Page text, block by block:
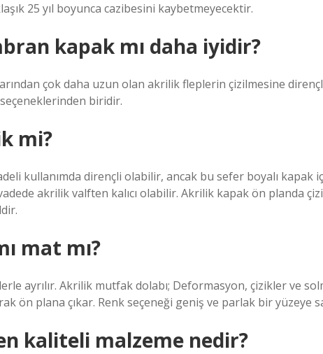
25 yıl boyunca cazibesini kaybetmeyecektir.
kapak mı daha iyidir?
çok daha uzun olan akrilik fleplerin çizilmesine
biridir.
mi?
kullanımda dirençli olabilir, ancak bu sefer boyalı kapak
akrilik valften kalıcı olabilir. Akrilik kapak ön planda
mat mı?
ayrılır. Akrilik mutfak dolabı; Deformasyon, çizikler ve
ön plana çıkar. Renk seçeneği geniş ve parlak bir yüzeye
kaliteli malzeme nedir?